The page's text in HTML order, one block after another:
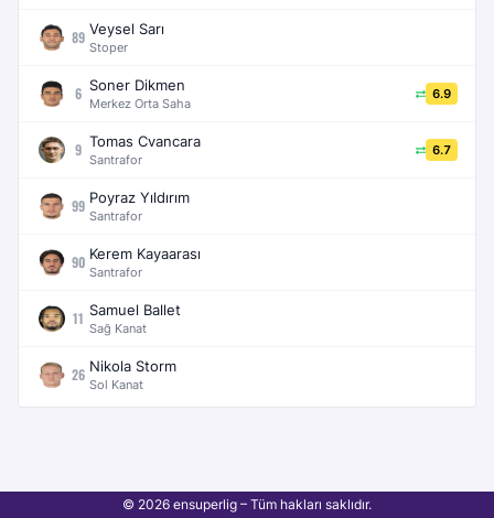
89 Veysel Sarı
Stoper
6 Soner Dikmen
Merkez Orta Saha
6.9
9 Tomas Cvancara
Santrafor
6.7
99 Poyraz Yıldırım
Santrafor
90 Kerem Kayaarası
Santrafor
11 Samuel Ballet
Sağ Kanat
26 Nikola Storm
Sol Kanat
© 2026 ensuperlig – Tüm hakları saklıdır.